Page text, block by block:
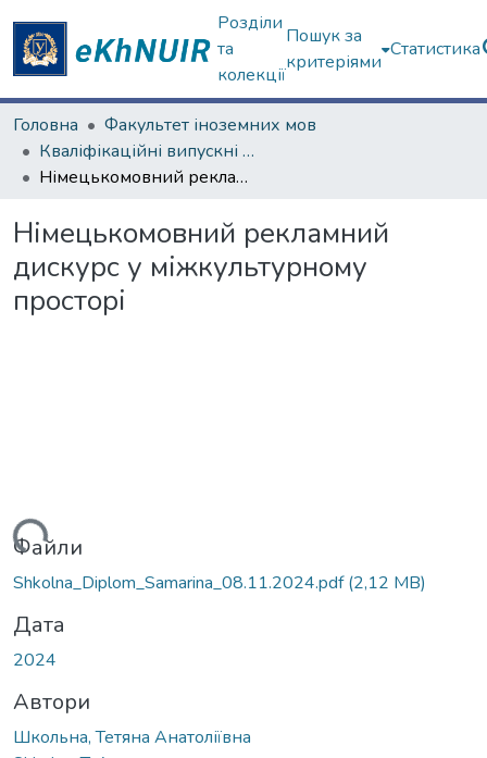
Розділи
та
колекції
Пошук за
критеріями
Статистика
Головна
Факультет іноземних мов
Кваліфікаційні випускні роботи магістрів. Факультет іноземних мов
Німецькомовний рекламний дискурс у міжкультурному просторі
Німецькомовний рекламний
дискурс у міжкультурному
просторі
Файли
Shkolna_Diplom_Samarina_08.11.2024.pdf(2,12 MB)
Дата
2024
Автори
Школьна, Тетяна Анатоліївна